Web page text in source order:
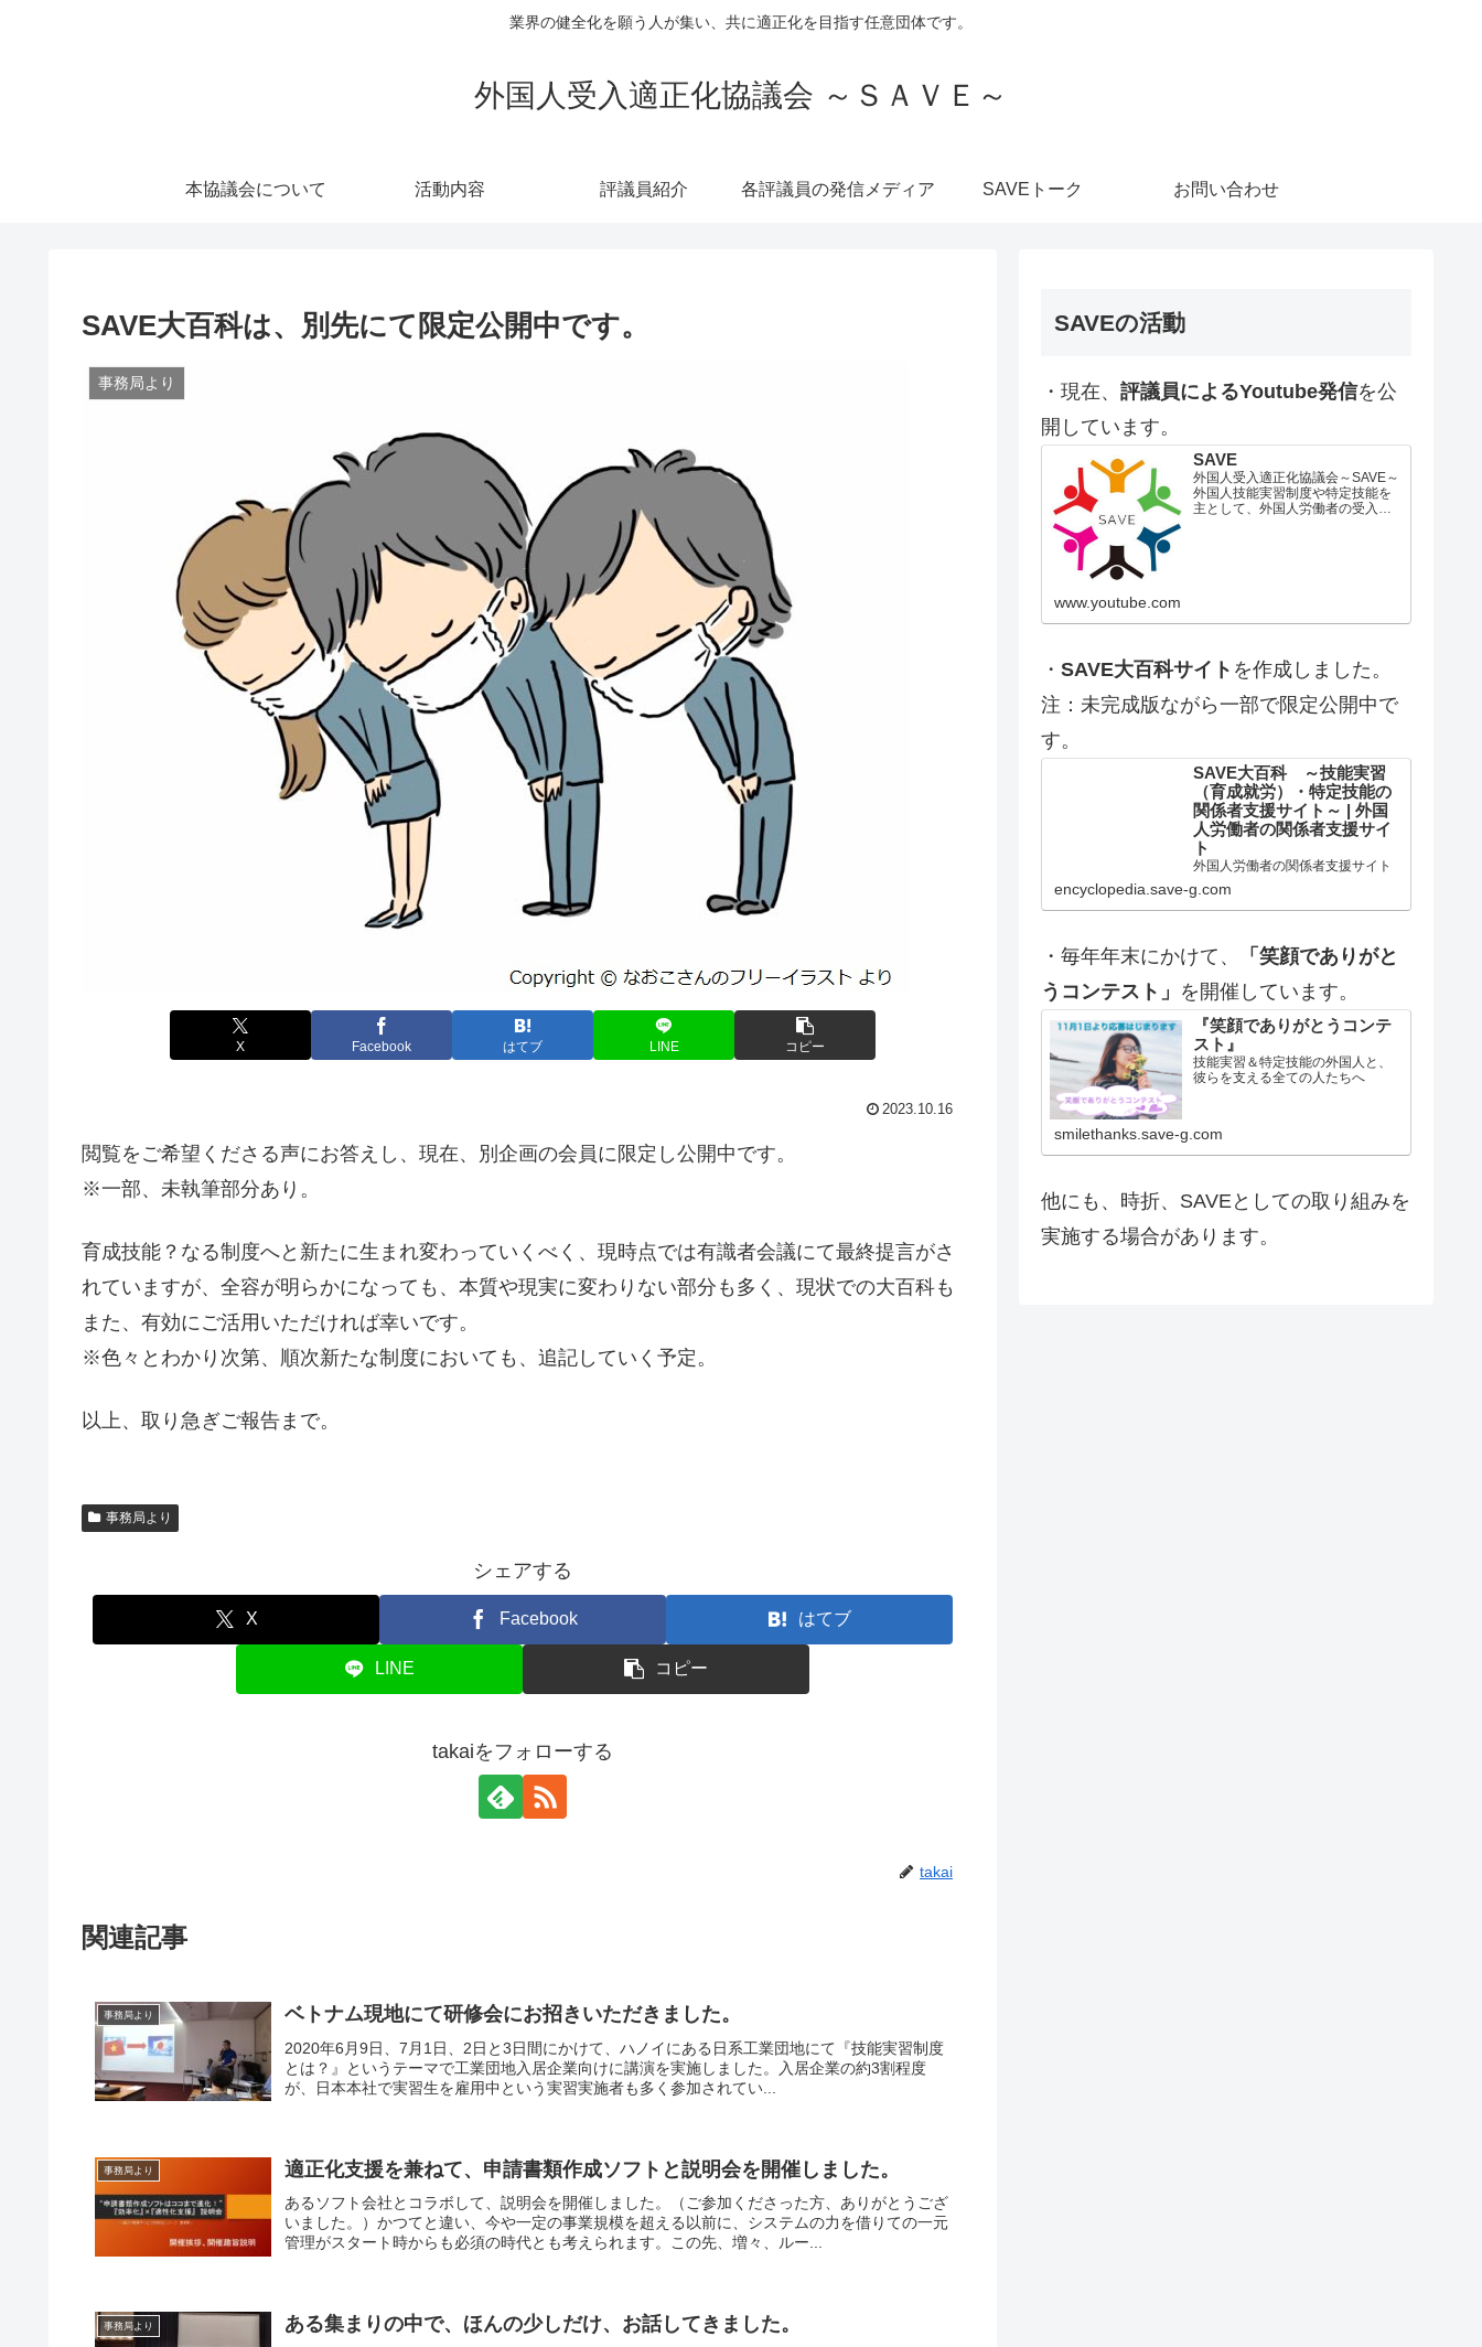
業界の健全化を願う人が集い、共に適正化を目指す任意団体です。
外国人受入適正化協議会 ～ＳＡＶＥ～
本協議会について 活動内容 評議員紹介 各評議員の発信メディア SAVEトーク お問い合わせ
SAVE大百科は、別先にて限定公開中です。
事務局より
X Facebook はてブ LINE コピー
2023.10.16
閲覧をご希望くださる声にお答えし、現在、別企画の会員に限定し公開中です。
※一部、未執筆部分あり。
育成技能？なる制度へと新たに生まれ変わっていくべく、現時点では有識者会議にて最終提言がさ
れていますが、全容が明らかになっても、本質や現実に変わりない部分も多く、現状での大百科も
また、有効にご活用いただければ幸いです。
※色々とわかり次第、順次新たな制度においても、追記していく予定。
以上、取り急ぎご報告まで。
事務局より
シェアする
X Facebook はてブ
LINE コピー
takaiをフォローする
takai
関連記事
事務局より ベトナム現地にて研修会にお招きいただきました。
2020年6月9日、7月1日、2日と3日間にかけて、ハノイにある日系工業団地にて『技能実習制度
とは？』というテーマで工業団地入居企業向けに講演を実施しました。入居企業の約3割程度
が、日本本社で実習生を雇用中という実習実施者も多く参加されてい...
事務局より 適正化支援を兼ねて、申請書類作成ソフトと説明会を開催しました。
あるソフト会社とコラボして、説明会を開催しました。（ご参加くださった方、ありがとうござ
いました。）かつてと違い、今や一定の事業規模を超える以前に、システムの力を借りての一元
管理がスタート時からも必須の時代とも考えられます。この先、増々、ルー...
事務局より ある集まりの中で、ほんの少しだけ、お話してきました。
SAVEの活動
・現在、 評議員によるYoutube発信を公
開しています。
SAVE
外国人受入適正化協議会～SAVE～
外国人技能実習制度や特定技能を
主として、外国人労働者の受入に
www.youtube.com
・ SAVE大百科サイト を作成しました。
注：未完成版ながら一部で限定公開中で
す。
SAVE大百科 ～技能実習
（育成就労）・特定技能の
関係者支援サイト～ | 外国
人労働者の関係者支援サイ
ト
外国人労働者の関係者支援サイト
encyclopedia.save-g.com
・毎年年末にかけて、
「笑顔でありがと
うコンテスト」 を開催しています。
『笑顔でありがとうコンテ
スト』
技能実習＆特定技能の外国人と、
彼らを支える全ての人たちへ
smilethanks.save-g.com
他にも、時折、SAVEとしての取り組みを
実施する場合があります。